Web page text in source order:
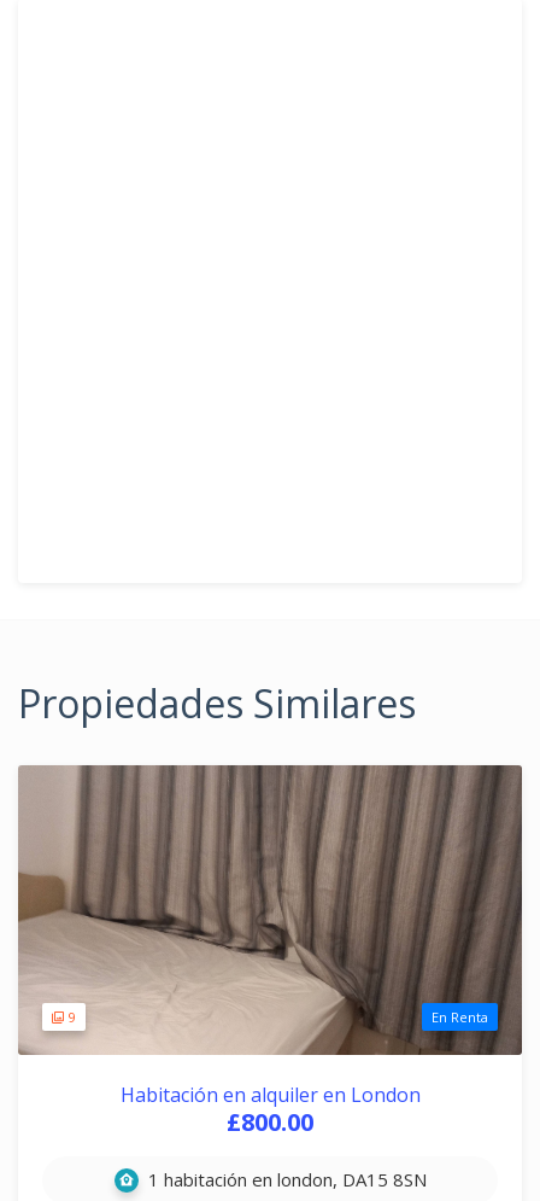
Propiedades Similares
9 En Renta
Habitación en alquiler en London
£800.00
1 habitación en london, DA15 8SN